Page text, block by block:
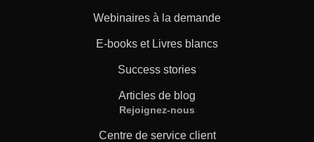
Webinaires à la demande
E-books et Livres blancs
Success stories
Articles de blog
Rejoignez-nous
Centre de service client